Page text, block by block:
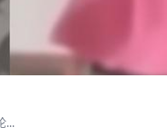
...